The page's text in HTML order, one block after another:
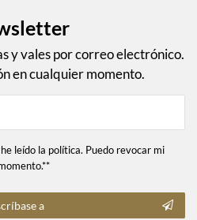
y vales por correo electrónico.
en cualquier momento.
leído la política. Puedo revocar mi
a